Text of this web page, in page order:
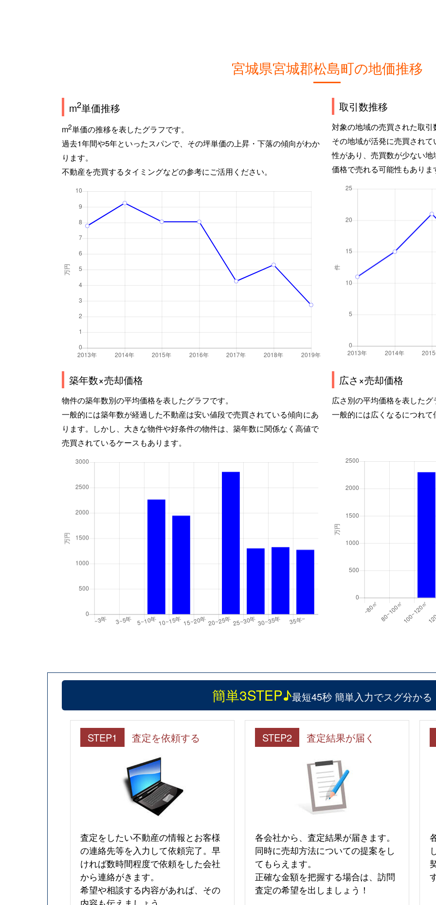
宮城県宮城郡松島町の地価推移
m2単価推移
m2単価の推移を表したグラフです。
過去1年間や5年といったスパンで、その坪単価の上昇・下落の傾向がわか
ります。
不動産を売買するタイミングなどの参考にご活用ください。
取引数推移
対象の地域の売買された取
その地域が活発に売買され
性があり、売買数が少ない
価格で売れる可能性もありま
築年数×売却価格
物件の築年数別の平均価格を表したグラフです。
一般的には築年数が経過した不動産は安い値段で売買されている傾向にあ
ります。しかし、大きな物件や好条件の物件は、築年数に関係なく高値で
売買されているケースもあります。
広さ×売却価格
広さ別の平均価格を表した
一般的には広くなるにつれ
簡単3STEP♪最短45秒 簡単入力でスグ分かる
STEP1 査定を依頼する
査定をしたい不動産の情報とお客様
の連絡先等を入力して依頼完了。早
ければ数時間程度で依頼をした会社
から連絡がきます。
希望や相談する内容があれば、その
内容も伝えましょう。
STEP2 査定結果が届く
各会社から、査定結果が届きます。
同時に売却方法についての提案をし
てもらえます。
正確な金額を把握する場合は、訪問
査定の希望を出しましょう！